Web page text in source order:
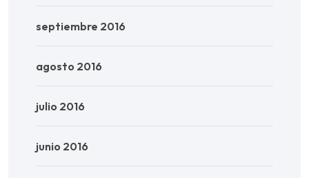
septiembre 2016
agosto 2016
julio 2016
junio 2016